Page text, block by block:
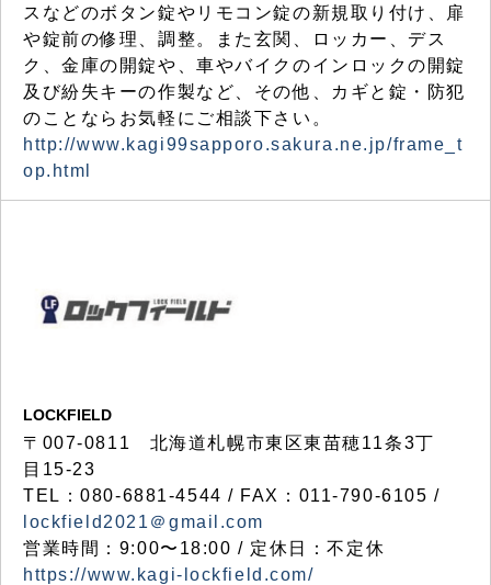
スなどのボタン錠やリモコン錠の新規取り付け、扉
や錠前の修理、調整。また玄関、ロッカー、デス
ク、金庫の開錠や、車やバイクのインロックの開錠
及び紛失キーの作製など、その他、カギと錠・防犯
のことならお気軽にご相談下さい。
http://www.kagi99sapporo.sakura.ne.jp/frame_t
op.html
LOCKFIELD
〒007-0811 北海道札幌市東区東苗穂11条3丁
目15-23
TEL：080-6881-4544 / FAX：011-790-6105 /
lockfield2021＠gmail.com
営業時間：9:00〜18:00 / 定休日：不定休
https://www.kagi-lockfield.com/